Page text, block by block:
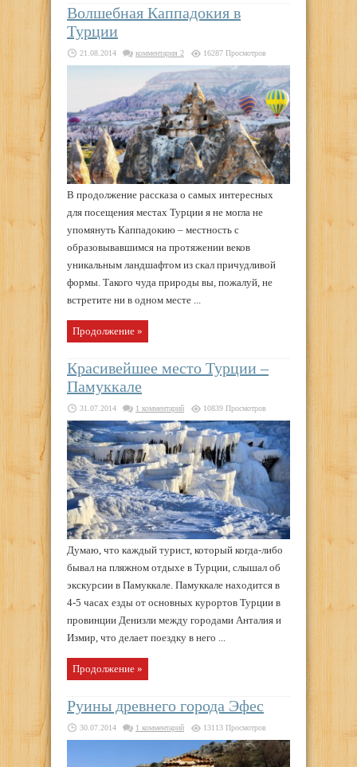
Волшебная Каппадокия в
Турции
21.08.2014 комментария 2 16287 Просмотров
В продолжение рассказа о самых интересных
для посещения местах Турции я не могла не
упомянуть Каппадокию – местность с
образовывавшимся на протяжении веков
уникальным ландшафтом из скал причудливой
формы. Такого чуда природы вы, пожалуй, не
встретите ни в одном месте ...
Продолжение »
Красивейшее место Турции –
Памуккале
31.07.2014 1 комментарий 10839 Просмотров
Думаю, что каждый турист, который когда-либо
бывал на пляжном отдыхе в Турции, слышал об
экскурсии в Памуккале. Памуккале находится в
4-5 часах езды от основных курортов Турции в
провинции Денизли между городами Анталия и
Измир, что делает поездку в него ...
Продолжение »
Руины древнего города Эфес
30.07.2014 1 комментарий 13113 Просмотров